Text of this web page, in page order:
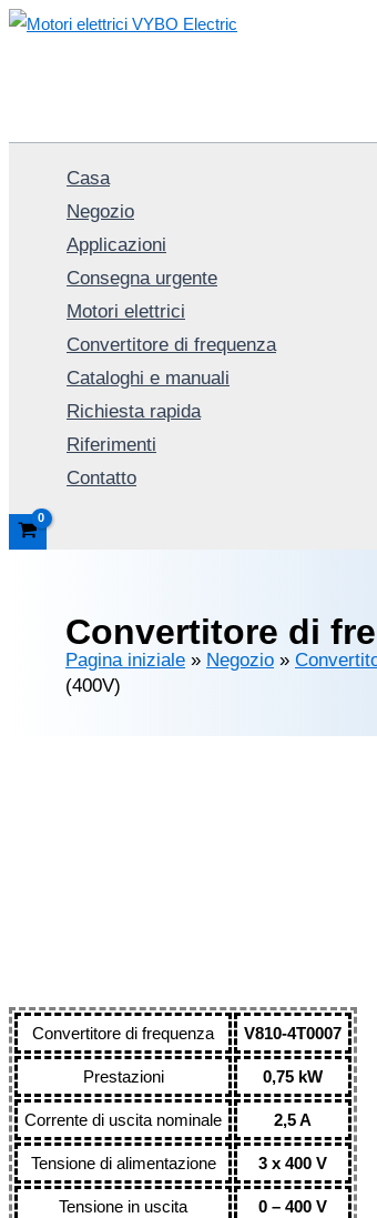
Vai
Casa
Negozio
Applicazioni
Consegna urgente
Motori elettrici
Convertitore di frequenza
Cataloghi e manuali
Richiesta rapida
Riferimenti
Contatto
Convertitore di
Pagina iniziale » Negozio »
(400V)
Convertitore di frequenza V810-4T0007
Prestazioni 0,75 kW
Corrente di uscita nominale 2,5 A
Tensione di alimentazione 3 x 400 V
Tensione in uscita 0 – 400 V